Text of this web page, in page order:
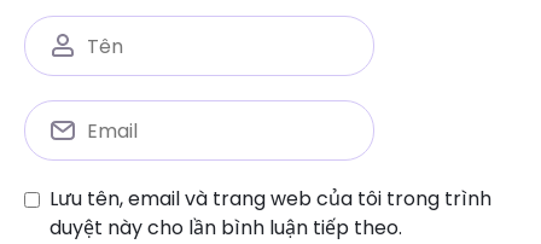
Lưu tên, email và trang web của tôi trong trình
duyệt này cho lần bình luận tiếp theo.